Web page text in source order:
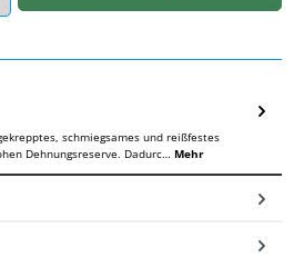
schmiegsames und reißfestes
Dehnungsreserve. Dadurc… Mehr